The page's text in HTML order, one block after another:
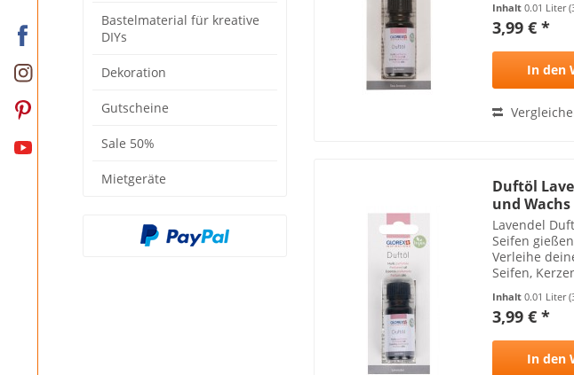
Bastelmaterial für kreative
DIYs
Dekoration
Gutscheine
Sale 50%
Mietgeräte
nicht für
Inhalt0.01 Liter
3,99 € *
In den
Duftöl
und Wachs
Lavendel
Seifen
Verleihe
Seifen,
mit unserem
Inhalt0.01 Liter
3,99 € *
In den